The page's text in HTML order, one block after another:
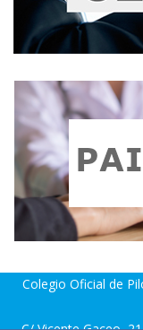
Colegio Oficial de